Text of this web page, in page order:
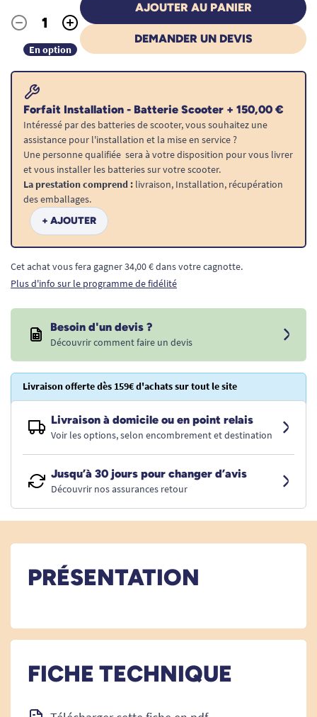
Quantité
- +
AJOUTER AU PANIER
DEMANDER UN DEVIS
En option
Forfait Installation - Batterie Scooter + 150,00 €
Intéressé par des batteries de scooter, vous souhaitez une
assistance pour l'installation et la mise en service ?
Une personne qualifiée sera à votre disposition pour vous livrer
et vous installer les batteries sur votre scooter.
La prestation comprend : livraison, Installation, récupération
des emballages.
+ AJOUTER
Cet achat vous fera gagner 34,00 € dans votre cagnotte.
Plus d'info sur le programme de fidélité
Besoin d'un devis ?
Découvrir comment faire un devis
Livraison offerte dès 159€ d'achats sur tout le site
Livraison à domicile ou en point relais
Voir les options, selon encombrement et destination
Jusqu’à 30 jours pour changer d’avis
Découvrir nos assurances retour
PRÉSENTATION
FICHE TECHNIQUE